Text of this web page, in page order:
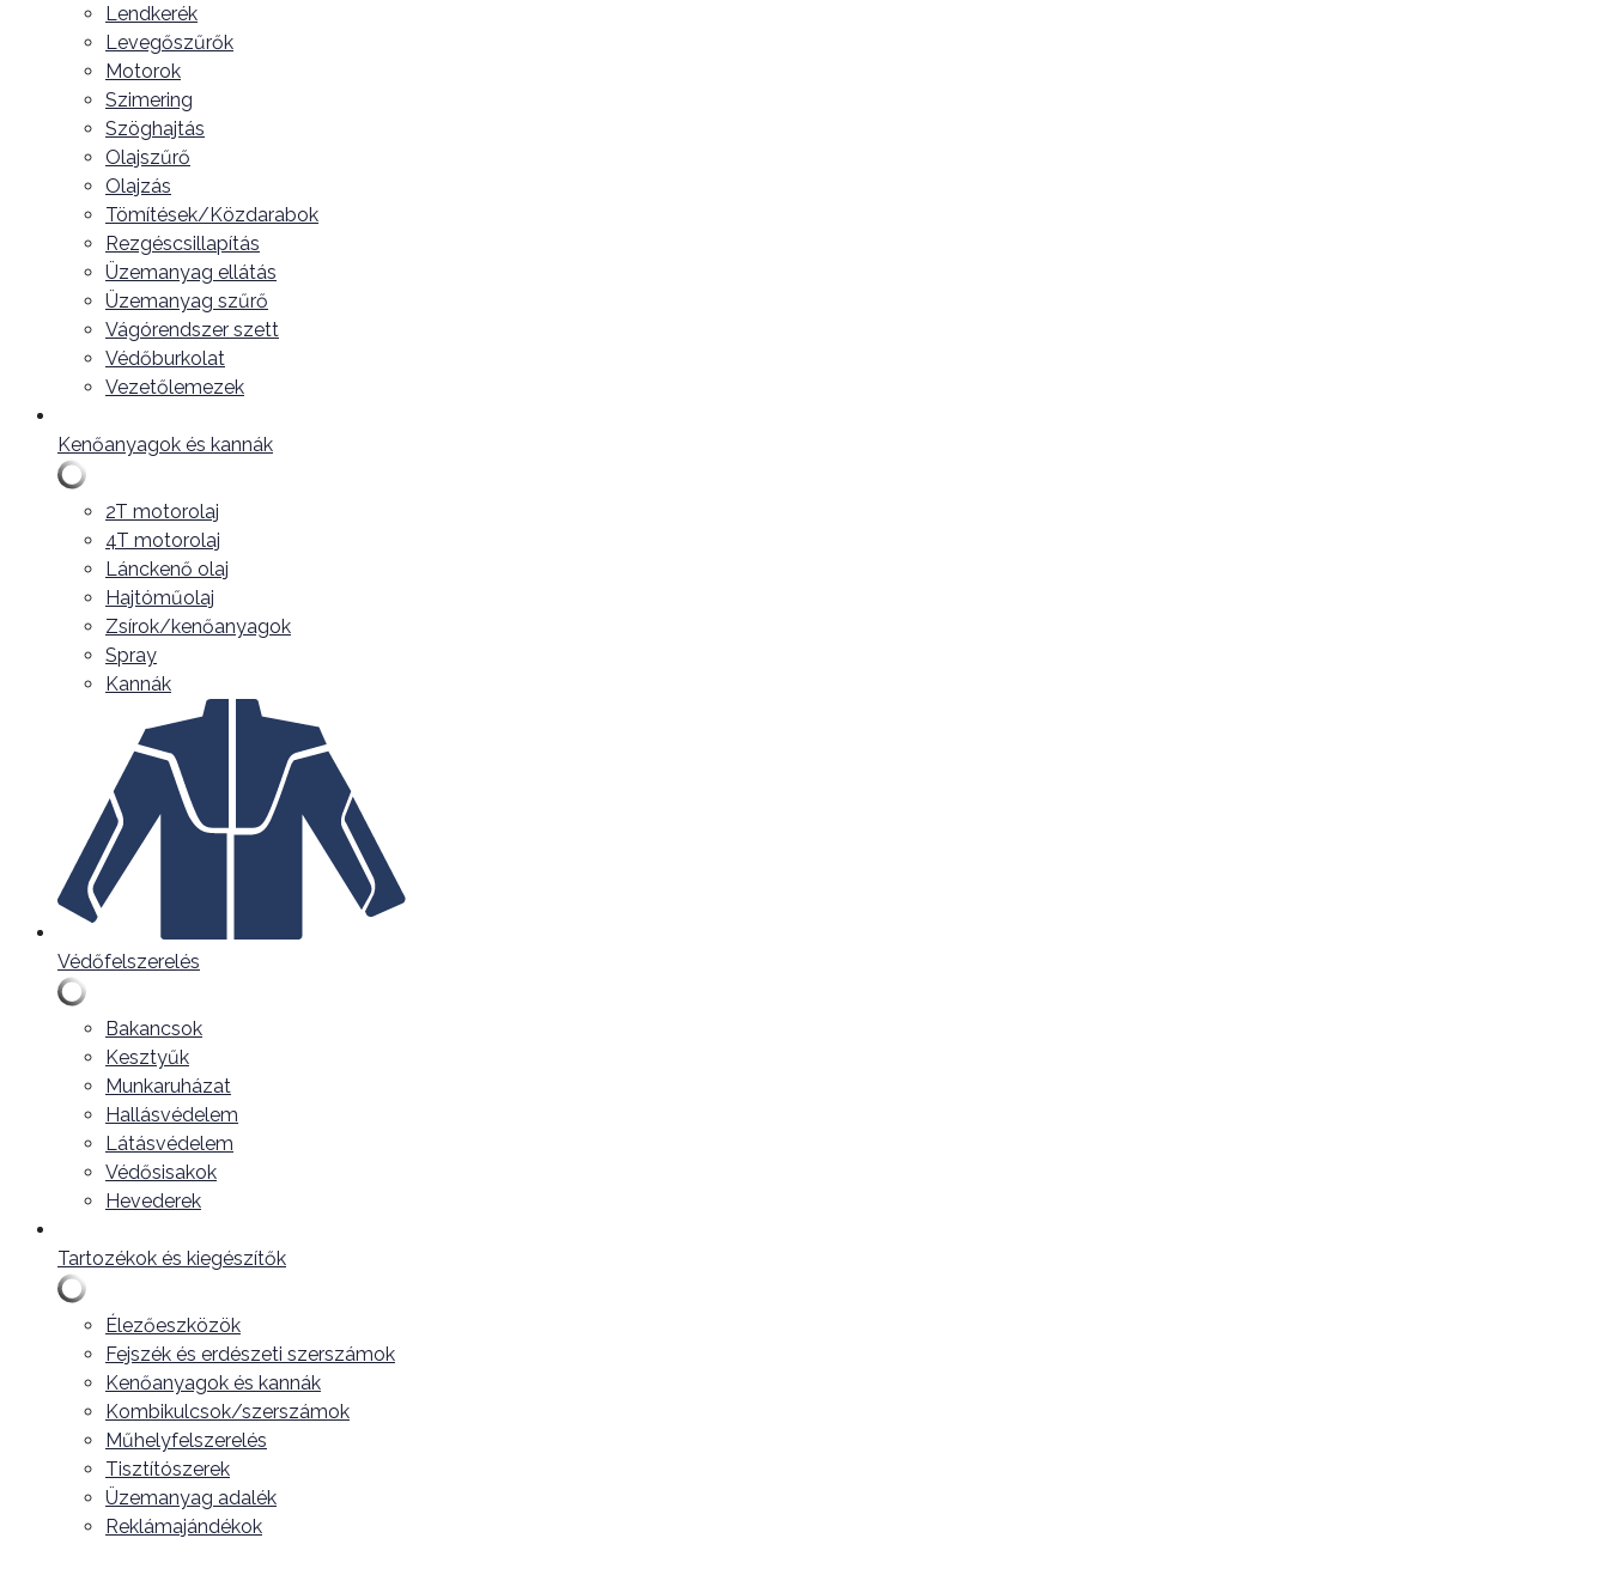
Lendkerék
Levegőszűrők
Motorok
Szimering
Szöghajtás
Olajszűrő
Olajzás
Tömítések/Közdarabok
Rezgéscsillapítás
Üzemanyag ellátás
Üzemanyag szűrő
Vágórendszer szett
Védőburkolat
Vezetőlemezek
Kenőanyagok és kannák
2T motorolaj
4T motorolaj
Lánckenő olaj
Hajtóműolaj
Zsírok/kenőanyagok
Spray
Kannák
Védőfelszerelés
Bakancsok
Kesztyűk
Munkaruházat
Hallásvédelem
Látásvédelem
Védősisakok
Hevederek
Tartozékok és kiegészítők
Élezőeszközök
Fejszék és erdészeti szerszámok
Kenőanyagok és kannák
Kombikulcsok/szerszámok
Műhelyfelszerelés
Tisztítószerek
Üzemanyag adalék
Reklámajándékok